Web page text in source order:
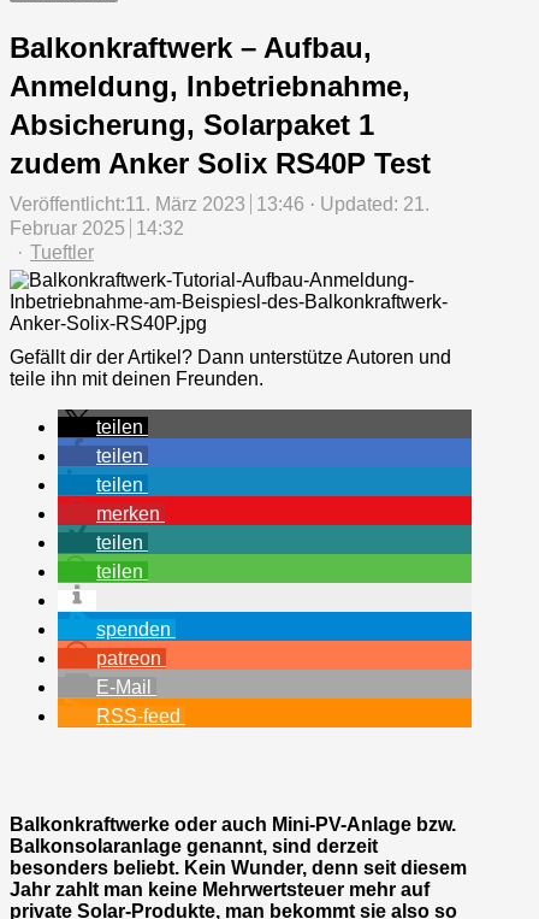
Balkonkraftwerk – Aufbau,
Anmeldung, Inbetriebnahme,
Absicherung, Solarpaket 1
zudem Anker Solix RS40P Test
Veröffentlicht:11. März 2023 13:46
Updated: 21.
Februar 2025
14:32
Author
Tueftler
Gefällt dir der Artikel? Dann unterstütze Autoren und
teile ihn mit deinen Freunden.
teilen
teilen
teilen
merken
teilen
teilen
spenden
patreon
E-Mail
RSS-feed
Balkonkraftwerke oder auch Mini-PV-Anlage bzw.
Balkonsolaranlage genannt, sind derzeit
besonders beliebt. Kein Wunder, denn seit diesem
Jahr zahlt man keine Mehrwertsteuer mehr auf
private Solar-Produkte, man bekommt sie also so